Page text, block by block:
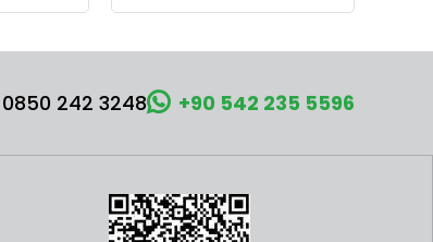
0850 242 3248 +90 542 235 5596